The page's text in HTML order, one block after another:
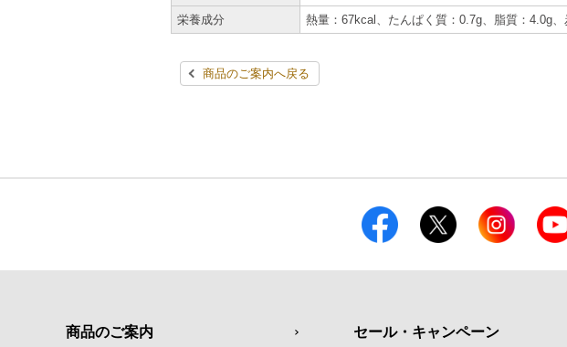
栄養成分
熱量：67kcal、たんぱく質：0.7g、脂質：4.0g
商品のご案内へ戻る
商品のご案内 セール・キャンペーン